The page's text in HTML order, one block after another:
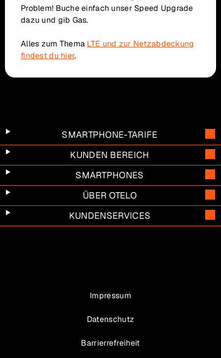
Problem! Buche einfach unser Speed Upgrade
dazu und gib Gas.
Alles zum Thema LTE und zur Netzabdeckung
findest du hier.
SMARTPHONE-TARIFE
KUNDEN BEREICH
SMARTPHONES
ÜBER OTELO
KUNDENSERVICES
Impressum
Datenschutz
Barrierrefreiheit